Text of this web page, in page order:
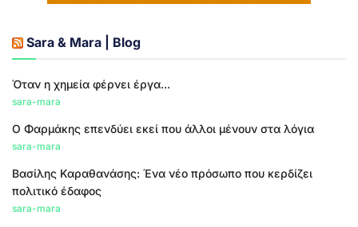
Sara & Mara | Blog
Όταν η χημεία φέρνει έργα...
sara-mara
Ο Φαρμάκης επενδύει εκεί που άλλοι μένουν στα λόγια
sara-mara
Βασίλης Καραθανάσης: Ένα νέο πρόσωπο που κερδίζει
πολιτικό έδαφος
sara-mara